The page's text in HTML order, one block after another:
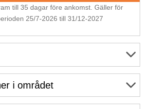
till 35 dagar före ankomst. Gäller för
25/7-2026 till 31/12-2027
i området